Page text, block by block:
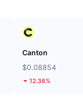
Canton
$0.08854
12.36%